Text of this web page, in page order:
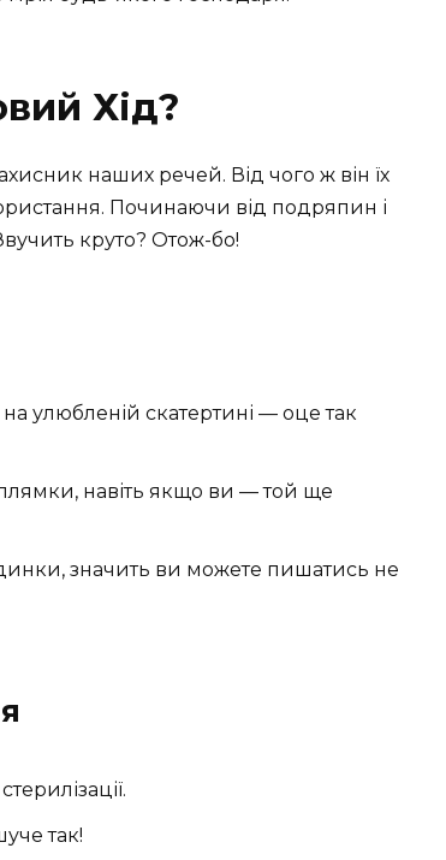
Хід?
наших речей. Від чого ж він їх
Починаючи від подряпин і
круто? Отож-бо!
улюбленій скатертині — оце так
навіть якщо ви — той ще
значить ви можете пишатись не
так!